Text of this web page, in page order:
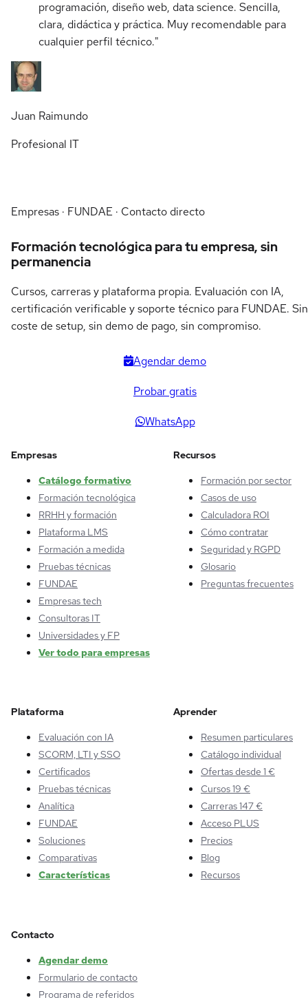
programación, diseño web, data science. Sencilla,
clara, didáctica y práctica. Muy recomendable para
cualquier perfil técnico."
Juan Raimundo
Profesional IT
Empresas · FUNDAE · Contacto directo
Formación tecnológica para tu empresa, sin
permanencia
Cursos, carreras y plataforma propia. Evaluación con IA,
certificación verificable y soporte técnico para FUNDAE. Sin
coste de setup, sin demo de pago, sin compromiso.
Agendar demo
Probar gratis
WhatsApp
Empresas
Catálogo formativo
Formación tecnológica
RRHH y formación
Plataforma LMS
Formación a medida
Pruebas técnicas
FUNDAE
Empresas tech
Consultoras IT
Universidades y FP
Ver todo para empresas
Recursos
Formación por sector
Casos de uso
Calculadora ROI
Cómo contratar
Seguridad y RGPD
Glosario
Preguntas frecuentes
Plataforma
Evaluación con IA
SCORM, LTI y SSO
Certificados
Pruebas técnicas
Analítica
FUNDAE
Soluciones
Comparativas
Características
Aprender
Resumen particulares
Catálogo individual
Ofertas desde 1 €
Cursos 19 €
Carreras 147 €
Acceso PLUS
Precios
Blog
Recursos
Contacto
Agendar demo
Formulario de contacto
Programa de referidos